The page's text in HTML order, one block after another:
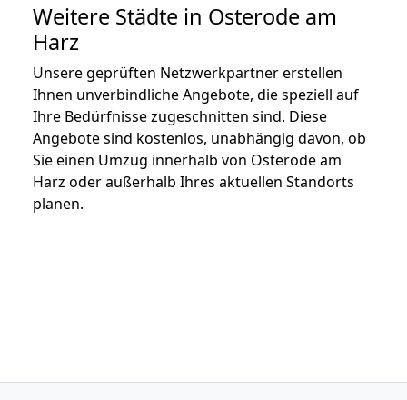
Weitere Städte in Osterode am
Harz
Unsere geprüften Netzwerkpartner erstellen
Ihnen unverbindliche Angebote, die speziell auf
Ihre Bedürfnisse zugeschnitten sind. Diese
Angebote sind kostenlos, unabhängig davon, ob
Sie einen Umzug innerhalb von Osterode am
Harz oder außerhalb Ihres aktuellen Standorts
planen.